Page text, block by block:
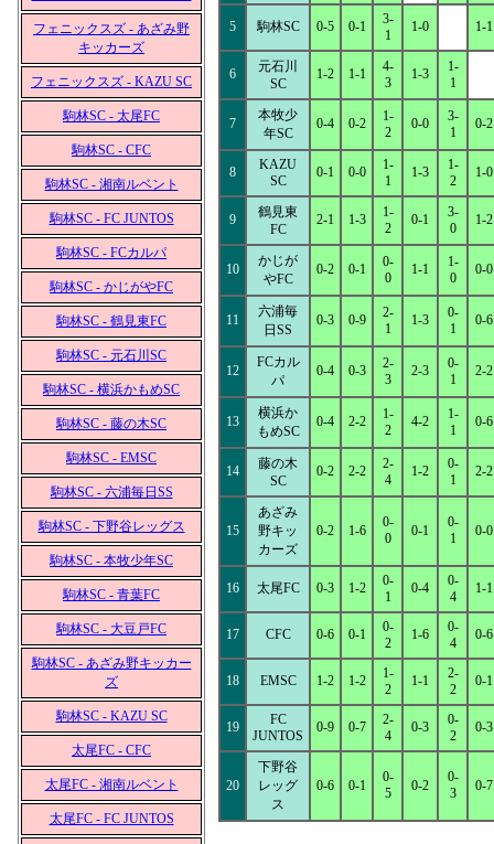
フェニックスズ - あざみ野
キッカーズ
フェニックスズ - KAZU SC
駒林SC - 太尾FC
駒林SC - CFC
駒林SC - 湘南ルベント
駒林SC - FC JUNTOS
駒林SC - FCカルパ
駒林SC - かじがやFC
駒林SC - 鶴見東FC
駒林SC - 元石川SC
駒林SC - 横浜かもめSC
駒林SC - 藤の木SC
駒林SC - EMSC
駒林SC - 六浦毎日SS
駒林SC - 下野谷レッグス
駒林SC - 本牧少年SC
駒林SC - 青葉FC
駒林SC - 大豆戸FC
駒林SC - あざみ野キッカー
ズ
駒林SC - KAZU SC
太尾FC - CFC
太尾FC - 湘南ルベント
太尾FC - FC JUNTOS
5 駒林SC 0-5 0-1
3-
1
1-0 1-1
6
元石川
SC
1-2 1-1
4-
3
1-3
1-
1
7
本牧少
年SC
0-4 0-2
1-
2
0-0
3-
1
0-2
8
KAZU
SC
0-1 0-0
1-
1
1-3
1-
2
1-0
9
鶴見東
FC
2-1 1-3
1-
2
0-1
3-
0
1-2
10
かじが
やFC
0-2 0-1
0-
0
1-1
1-
0
0-0
11
六浦毎
日SS
0-3 0-9
2-
1
1-3
0-
1
0-6
12
FCカル
パ
0-4 0-3
2-
3
2-3
0-
1
2-2
13
横浜か
もめSC
0-4 2-2
1-
2
4-2
1-
1
0-6
14
藤の木
SC
0-2 2-2
2-
4
1-2
0-
1
2-2
15
あざみ
野キッ
カーズ
0-2 1-6
0-
0
0-1
0-
1
0-0
16 太尾FC 0-3 1-2
0-
1
0-4
0-
4
1-1
17 CFC 0-6 0-1
0-
2
1-6
0-
4
0-6
18 EMSC 1-2 1-2
1-
2
1-1
2-
2
0-1
19
FC
JUNTOS
0-9 0-7
2-
4
0-3
0-
2
0-3
20
下野谷
レッグ
ス
0-6 0-1
0-
5
0-2
0-
3
0-7